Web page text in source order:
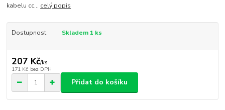
kabelu cc... celý popis
Dostupnost Skladem 1 ks
207 Kč/ks
171 Kč bez DPH
Přidat do košíku